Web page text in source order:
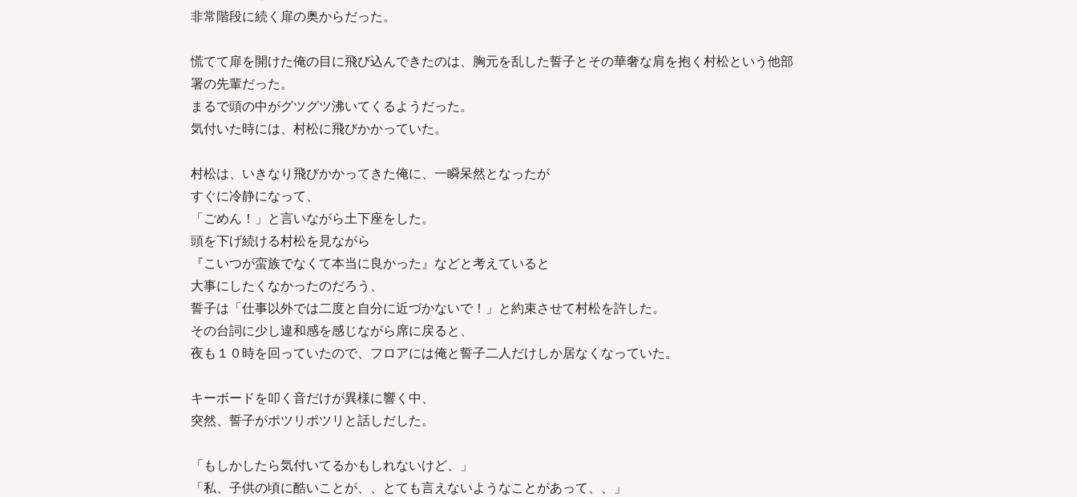
非常階段に続く扉の奥からだった。
慌てて扉を開けた俺の目に飛び込んできたのは、胸元を乱した誓子とその華奢な肩を抱く村松という他部
署の先輩だった。
まるで頭の中がグツグツ沸いてくるようだった。
気付いた時には、村松に飛びかかっていた。
村松は、いきなり飛びかかってきた俺に、一瞬呆然となったが
すぐに冷静になって、
「ごめん！」と言いながら土下座をした。
頭を下げ続ける村松を見ながら
『こいつが蛮族でなくて本当に良かった』などと考えていると
大事にしたくなかったのだろう、
誓子は「仕事以外では二度と自分に近づかないで！」と約束させて村松を許した。
その台詞に少し違和感を感じながら席に戻ると、
夜も１０時を回っていたので、フロアには俺と誓子二人だけしか居なくなっていた。
キーボードを叩く音だけが異様に響く中、
突然、誓子がポツリポツリと話しだした。
「もしかしたら気付いてるかもしれないけど、」
「私、子供の頃に酷いことが、、とても言えないようなことがあって、、」